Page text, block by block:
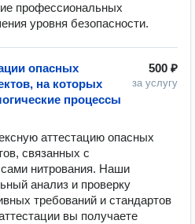
профессиональных
уровня безопасности.
500 ₽
за услугу
опасных
на которых
процессы
аттестацию опасных
связанных с
нитрования. Наши
анализ и проверку
требований и стандартов
вы получаете